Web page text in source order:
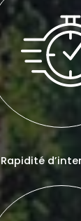
Rapidité